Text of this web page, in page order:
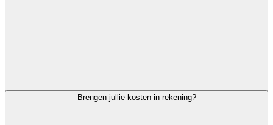
Brengen jullie kosten in rekening?